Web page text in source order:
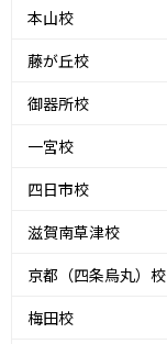
本山校
藤が丘校
御器所校
一宮校
四日市校
滋賀南草津校
京都（四条烏丸）校
梅田校